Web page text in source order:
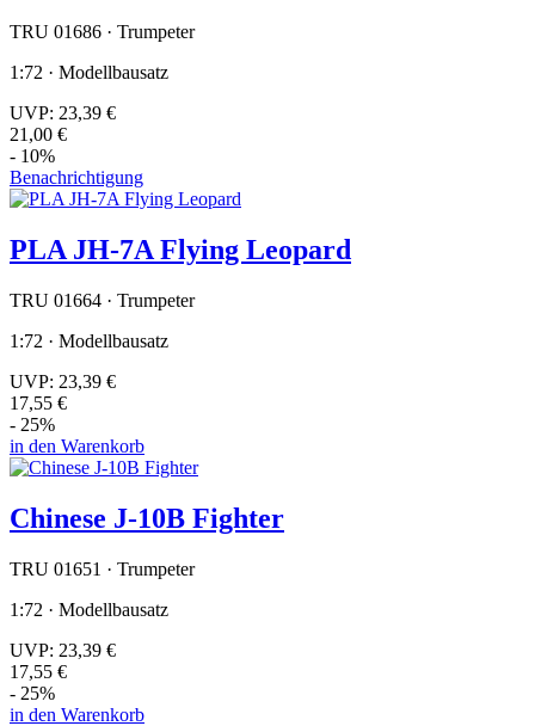
TRU 01686 · Trumpeter
1:72 · Modellbausatz
UVP: 23,39 €
21,00 €
- 10%
Benachrichtigung
PLA JH-7A Flying Leopard
TRU 01664 · Trumpeter
1:72 · Modellbausatz
UVP: 23,39 €
17,55 €
- 25%
in den Warenkorb
Chinese J-10B Fighter
TRU 01651 · Trumpeter
1:72 · Modellbausatz
UVP: 23,39 €
17,55 €
- 25%
in den Warenkorb